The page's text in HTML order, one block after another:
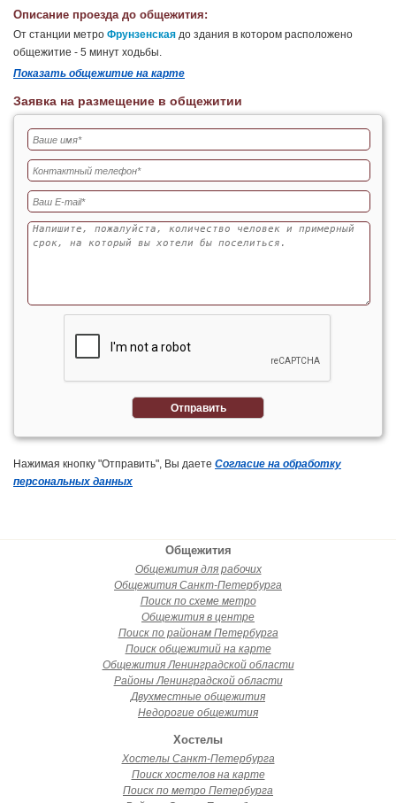
Описание проезда до общежития:
От станции метро Фрунзенская до здания в котором расположено
общежитие - 5 минут ходьбы.
Показать общежитие на карте
Заявка на размещение в общежитии
Отправить
Нажимая кнопку "Отправить", Вы даете Согласие на обработку
персональных данных
Общежития
Общежития для рабочих
Общежития Санкт-Петербурга
Поиск по схеме метро
Общежития в центре
Поиск по районам Петербурга
Поиск общежитий на карте
Общежития Ленинградской области
Районы Ленинградской области
Двухместные общежития
Недорогие общежития
Хостелы
Хостелы Санкт-Петербурга
Поиск хостелов на карте
Поиск по метро Петербурга